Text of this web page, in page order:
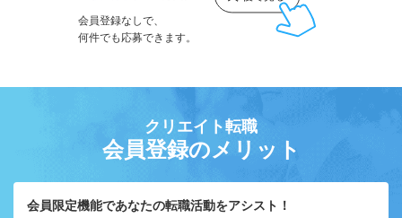
会員登録なしで、
何件でも応募できます。
クリエイト転職
会員登録のメリット
会員限定機能であなたの転職活動をアシスト！